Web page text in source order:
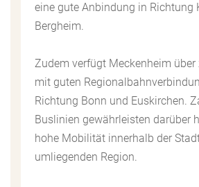
eine gute Anbindung in Richtung
Bergheim.
Zudem verfügt Meckenheim
mit guten
Richtung Bonn und Euskirchen.
Buslinien gewährleisten darüber
hohe Mobilität innerhalb der
umliegenden Region.